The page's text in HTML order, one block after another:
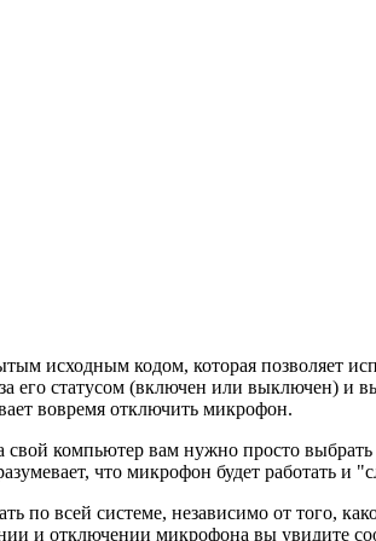
исходным кодом, которая позволяет
его статусом (включен или выключен) и
вовремя отключить микрофон.
компьютер вам нужно просто
что микрофон будет работать
по всей системе, независимо от того,
и отключении микрофона вы увидите